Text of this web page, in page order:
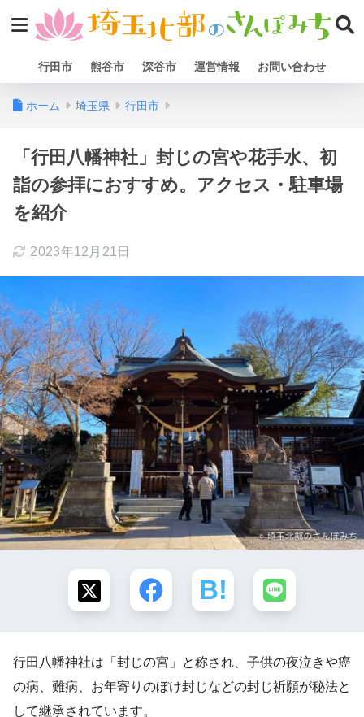
行田市 熊谷市 深谷市 運営情報 お問い合わせ
ホーム 埼玉県 行田市
「行田八幡神社」封じの宮や花手水、初
詣の参拝におすすめ。アクセス・駐車場
を紹介
2023年12月21日
行田八幡神社は「封じの宮」と称され、子供の夜泣きや癌
の病、難病、お年寄りのぼけ封じなどの封じ祈願が秘法と
して継承されています。